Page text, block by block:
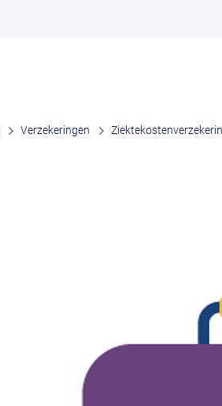
Verzekeringen